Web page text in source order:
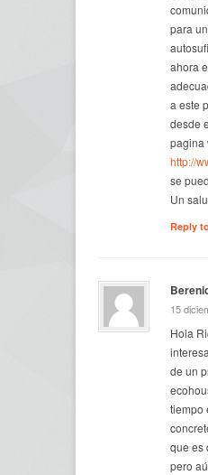
para
ahora
a este
desde
pagina
http://
se
Un
Reply
15
Hola
de un
tiempo
que es
pero